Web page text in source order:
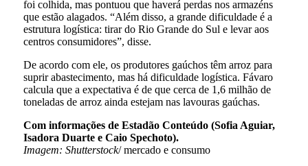
foi colhida, mas pontuou que haverá perdas nos armazéns
que estão alagados. “Além disso, a grande dificuldade é a
estrutura logística: tirar do Rio Grande do Sul e levar aos
centros consumidores”, disse.
De acordo com ele, os produtores gaúchos têm arroz para
suprir abastecimento, mas há dificuldade logística. Fávaro
calcula que a expectativa é de que cerca de 1,6 milhão de
toneladas de arroz ainda estejam nas lavouras gaúchas.
Com informações de Estadão Conteúdo (Sofia Aguiar,
Isadora Duarte e Caio Spechoto).
Imagem: Shutterstock/ mercado e consumo